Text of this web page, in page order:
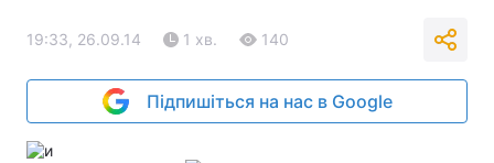
19:33, 26.09.14 1 хв. 140
Підпишіться на нас в Google